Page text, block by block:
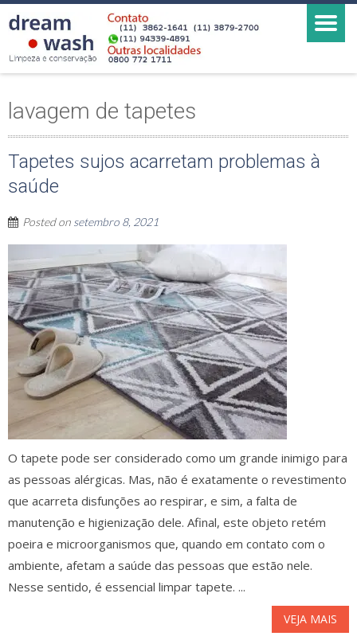
lavagem de tapetes
Tapetes sujos acarretam problemas à
saúde
Posted on setembro 8, 2021
O tapete pode ser considerado como um grande inimigo para
as pessoas alérgicas. Mas, não é exatamente o revestimento
que acarreta disfunções ao respirar, e sim, a falta de
manutenção e higienização dele. Afinal, este objeto retém
poeira e microorganismos que, quando em contato com o
ambiente, afetam a saúde das pessoas que estão nele.
Nesse sentido, é essencial limpar tapete. ...
VEJA MAIS